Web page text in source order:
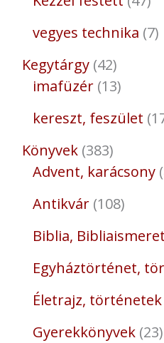
vegyes technika 7
Kegytárgy 42
imafüzér 13
kereszt, feszület
Könyvek 383
Advent, karácsony
Antikvár 108
Biblia, Bibliaismeret
Egyháztörténet,
Életrajz, történetek
Gyerekkönyvek 23